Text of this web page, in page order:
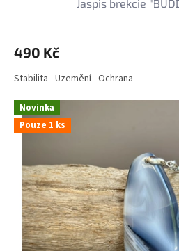
Jaspis brekcie
490 Kč
Stabilita - Uzemění - Ochrana
Novinka
Pouze 1 ks